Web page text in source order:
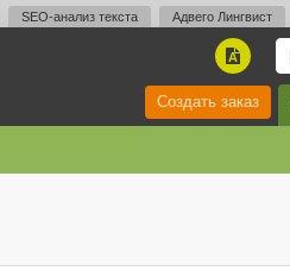
SEO-анализ текста Адвего Лингвист
A
Создать заказ